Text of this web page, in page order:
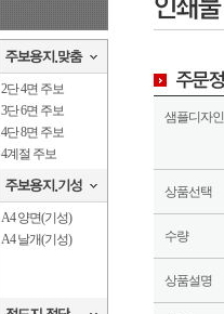
2단 4면 주보
3단 6면 주보
4단 8면 주보
4계절 주보
A4 양면(기성)
A4 날개(기성)
샘플디자인
상품선택
수량
상품설명